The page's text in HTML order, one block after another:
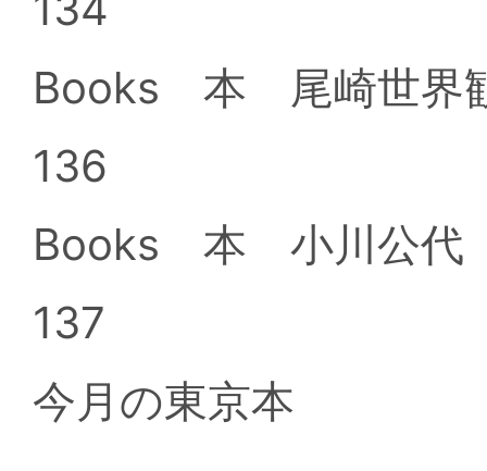
Books 本 尾崎世界
136
Books 本 小川公代
137
今月の東京本